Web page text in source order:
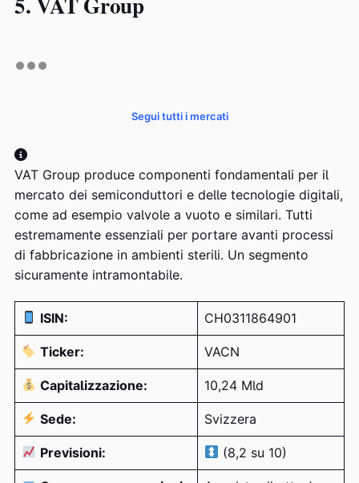
Segui tutti i mercati
VAT Group produce componenti fondamentali per il
mercato dei semiconduttori e delle tecnologie digitali,
come ad esempio valvole a vuoto e similari. Tutti
estremamente essenziali per portare avanti processi
di fabbricazione in ambienti sterili. Un segmento
sicuramente intramontabile.
ISIN: CH0311864901
Ticker: VACN
Capitalizzazione: 10,24 Mld
Sede: Svizzera
Previsioni: (8,2 su 10)